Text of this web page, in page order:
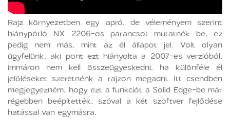
Rajz környezetben egy apró, de véleményem szerint
hiánypótló NX 2206-os parancsot mutatnék be, ez
pedig nem más, mint az él állapot jel. Volt olyan
ügyfelünk, aki pont ezt hiányolta a 2007-es verzióból,
immáron nem kell összeügyeskedni, ha különféle él
jelöléseket szeretnénk a rajzon megadni. Itt csendben
megjegyezném, hogy ezt a funkciót a Solid Edge-be már
régebben beépítették, szóval a két szoftver fejlődése
hatással van egymásra.